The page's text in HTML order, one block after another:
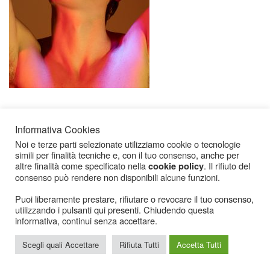
Cookies
Informativa Cookies
Noi e terze parti selezionate utilizziamo cookie o tecnologie
simili per finalità tecniche e, con il tuo consenso, anche per
altre finalità come specificato nellacookie policy. Il rifiuto del
consenso può rendere non disponibili alcune funzioni.
Puoi liberamente prestare, rifiutare o revocare il tuo consenso,
utilizzando i pulsanti qui presenti. Chiudendo questa
informativa, continui senza accettare.
Scegli quali Accettare Rifiuta Tutti Accetta Tutti